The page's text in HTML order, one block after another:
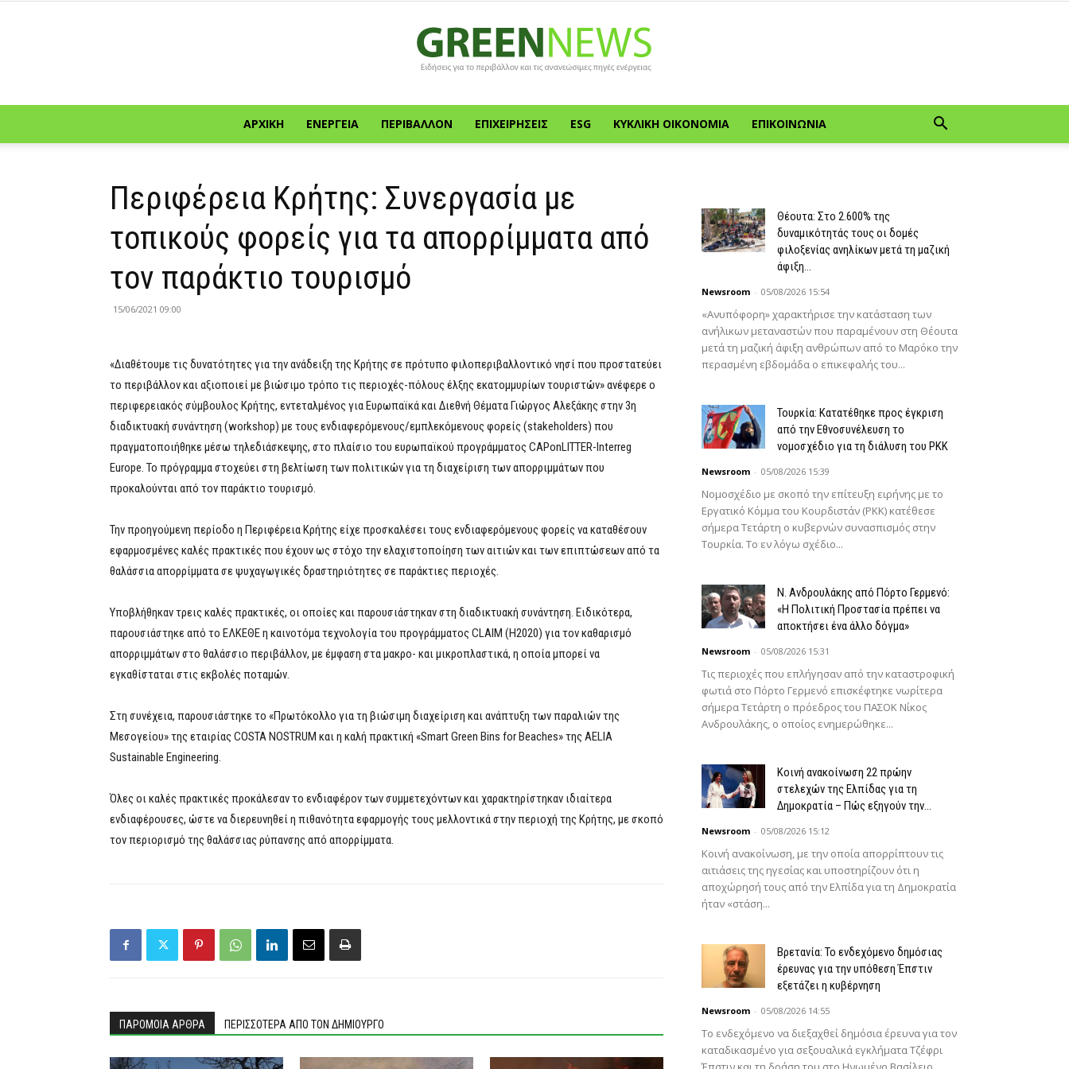
Green
News
ΑΡΧΙΚΉ ΕΝΈΡΓΕΙΑ ΠΕΡΙΒΆΛΛΟΝ ΕΠΙΧΕΙΡΉΣΕΙΣ ESG ΚΥΚΛΙΚΉ ΟΙΚΟΝΟΜΊΑ ΕΠΙΚΟΙΝΩΝΊΑ
Περιφέρεια Κρήτης: Συνεργασία με
τοπικούς φορείς για τα απορρίμματα από
τον παράκτιο τουρισμό
15/06/2021 09:00
«Διαθέτουμε τις δυνατότητες για την ανάδειξη της Κρήτης σε πρότυπο φιλοπεριβαλλοντικό νησί που προστατεύει
το περιβάλλον και αξιοποιεί με βιώσιμο τρόπο τις περιοχές-πόλους έλξης εκατομμυρίων τουριστών» ανέφερε ο
περιφερειακός σύμβουλος Κρήτης, εντεταλμένος για Ευρωπαϊκά και Διεθνή Θέματα Γιώργος Αλεξάκης στην 3η
διαδικτυακή συνάντηση (workshop) με τους ενδιαφερόμενους/εμπλεκόμενους φορείς (stakeholders) που
πραγματοποιήθηκε μέσω τηλεδιάσκεψης, στο πλαίσιο του ευρωπαϊκού προγράμματος CAPonLITTER-Interreg
Europe. Το πρόγραμμα στοχεύει στη βελτίωση των πολιτικών για τη διαχείριση των απορριμμάτων που
προκαλούνται από τον παράκτιο τουρισμό.
Την προηγούμενη περίοδο η Περιφέρεια Κρήτης είχε προσκαλέσει τους ενδιαφερόμενους φορείς να καταθέσουν
εφαρμοσμένες καλές πρακτικές που έχουν ως στόχο την ελαχιστοποίηση των αιτιών και των επιπτώσεων από τα
θαλάσσια απορρίμματα σε ψυχαγωγικές δραστηριότητες σε παράκτιες περιοχές.
Υποβλήθηκαν τρεις καλές πρακτικές, οι οποίες και παρουσιάστηκαν στη διαδικτυακή συνάντηση. Ειδικότερα,
παρουσιάστηκε από το ΕΛΚΕΘΕ η καινοτόμα τεχνολογία του προγράμματος CLAIM (H2020) για τον καθαρισμό
απορριμμάτων στο θαλάσσιο περιβάλλον, με έμφαση στα μακρο- και μικροπλαστικά, η οποία μπορεί να
εγκαθίσταται στις εκβολές ποταμών.
Στη συνέχεια, παρουσιάστηκε το «Πρωτόκολλο για τη βιώσιμη διαχείριση και ανάπτυξη των παραλιών της
Μεσογείου» της εταιρίας COSTA NOSTRUM και η καλή πρακτική «Smart Green Bins for Beaches» της AELIA
Sustainable Engineering.
Όλες οι καλές πρακτικές προκάλεσαν το ενδιαφέρον των συμμετεχόντων και χαρακτηρίστηκαν ιδιαίτερα
ενδιαφέρουσες, ώστε να διερευνηθεί η πιθανότητα εφαρμογής τους μελλοντικά στην περιοχή της Κρήτης, με σκοπό
τον περιορισμό της θαλάσσιας ρύπανσης από απορρίμματα.
ΠΑΡΟΜΟΙΑ ΑΡΘΡΑ ΠΕΡΙΣΣΟΤΕΡΑ ΑΠΟ ΤΟΝ ΔΗΜΙΟΥΡΓΟ
Θέουτα: Στο 2.600% της
δυναμικότητάς τους οι δομές
φιλοξενίας ανηλίκων μετά τη μαζική
άφιξη...
Newsroom - 05/08/2026 15:54
«Ανυπόφορη» χαρακτήρισε την κατάσταση των
ανήλικων μεταναστών που παραμένουν στη Θέουτα
μετά τη μαζική άφιξη ανθρώπων από το Μαρόκο την
περασμένη εβδομάδα ο επικεφαλής του...
Τουρκία: Κατατέθηκε προς έγκριση
από την Εθνοσυνέλευση το
νομοσχέδιο για τη διάλυση του PKK
Newsroom - 05/08/2026 15:39
Νομοσχέδιο με σκοπό την επίτευξη ειρήνης με το
Εργατικό Κόμμα του Κουρδιστάν (PKK) κατέθεσε
σήμερα Τετάρτη ο κυβερνών συνασπισμός στην
Τουρκία. Το εν λόγω σχέδιο...
N. Ανδρουλάκης από Πόρτο Γερμενό:
«Η Πολιτική Προστασία πρέπει να
αποκτήσει ένα άλλο δόγμα»
Newsroom - 05/08/2026 15:31
Τις περιοχές που επλήγησαν από την καταστροφική
φωτιά στο Πόρτο Γερμενό επισκέφτηκε νωρίτερα
σήμερα Τετάρτη ο πρόεδρος του ΠΑΣΟΚ Νίκος
Ανδρουλάκης, ο οποίος ενημερώθηκε...
Κοινή ανακοίνωση 22 πρώην
στελεχών της Ελπίδας για τη
Δημοκρατία – Πώς εξηγούν την...
Newsroom - 05/08/2026 15:12
Κοινή ανακοίνωση, με την οποία απορρίπτουν τις
αιτιάσεις της ηγεσίας και υποστηρίζουν ότι η
αποχώρησή τους από την Ελπίδα για τη Δημοκρατία
ήταν «στάση...
Βρετανία: Το ενδεχόμενο δημόσιας
έρευνας για την υπόθεση Έπστιν
εξετάζει η κυβέρνηση
Newsroom - 05/08/2026 14:55
Το ενδεχόμενο να διεξαχθεί δημόσια έρευνα για τον
καταδικασμένο για σεξουαλικά εγκλήματα Τζέφρι